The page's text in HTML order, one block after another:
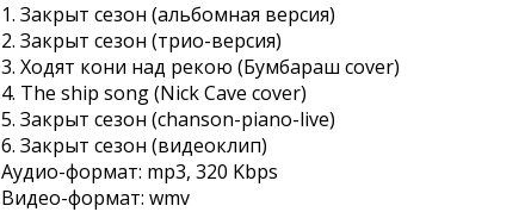
1. Закрыт сезон (альбомная версия)
2. Закрыт сезон (трио-версия)
3. Ходят кони над рекою (Бумбараш cover)
4. The ship song (Nick Cave cover)
5. Закрыт сезон (chanson-piano-live)
6. Закрыт сезон (видеоклип)
Аудио-формат: mp3, 320 Kbps
Видео-формат: wmv